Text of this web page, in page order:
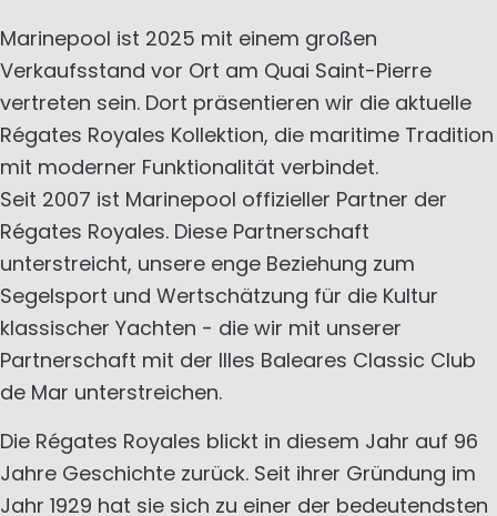
Marinepool ist 2025 mit einem großen
Verkaufsstand vor Ort am Quai Saint-Pierre
vertreten sein. Dort präsentieren wir die aktuelle
Régates Royales Kollektion, die maritime Tradition
mit moderner Funktionalität verbindet.
Seit 2007 ist Marinepool offizieller Partner der
Régates Royales. Diese Partnerschaft
unterstreicht, unsere enge Beziehung zum
Segelsport und Wertschätzung für die Kultur
klassischer Yachten - die wir mit unserer
Partnerschaft mit der Illes Baleares Classic Club
de Mar unterstreichen.
Die Régates Royales blickt in diesem Jahr auf 96
Jahre Geschichte zurück. Seit ihrer Gründung im
Jahr 1929 hat sie sich zu einer der bedeutendsten